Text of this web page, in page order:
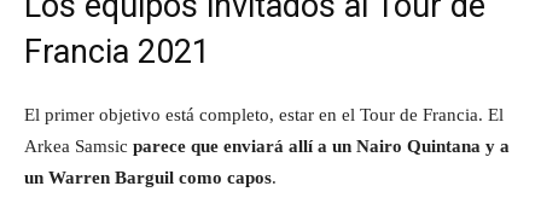
Francia 2021
El primer objetivo está completo, estar en el Tour de Francia. El
Arkea Samsic parece que enviará allí a un Nairo Quintana y a
un Warren Barguil como capos.